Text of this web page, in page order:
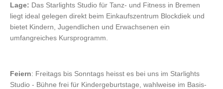
Lage: Das Starlights Studio für Tanz- und Fitness in Bremen
liegt ideal gelegen direkt beim Einkaufszentrum Blockdiek und
bietet Kindern, Jugendlichen und Erwachsenen ein
umfangreiches Kursprogramm.
Feiern: Freitags bis Sonntags heisst es bei uns im Starlights
Studio - Bühne frei für Kindergeburtstage, wahlweise im Basis-